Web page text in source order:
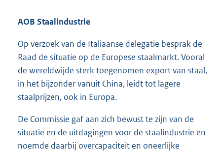
AOB Staalindustrie
Op verzoek van de Italiaanse delegatie besprak de
Raad de situatie op de Europese staalmarkt. Vooral
de wereldwijde sterk toegenomen export van staal,
in het bijzonder vanuit China, leidt tot lagere
staalprijzen, ook in Europa.
De Commissie gaf aan zich bewust te zijn van de
situatie en de uitdagingen voor de staalindustrie en
noemde daarbij overcapaciteit en oneerlijke